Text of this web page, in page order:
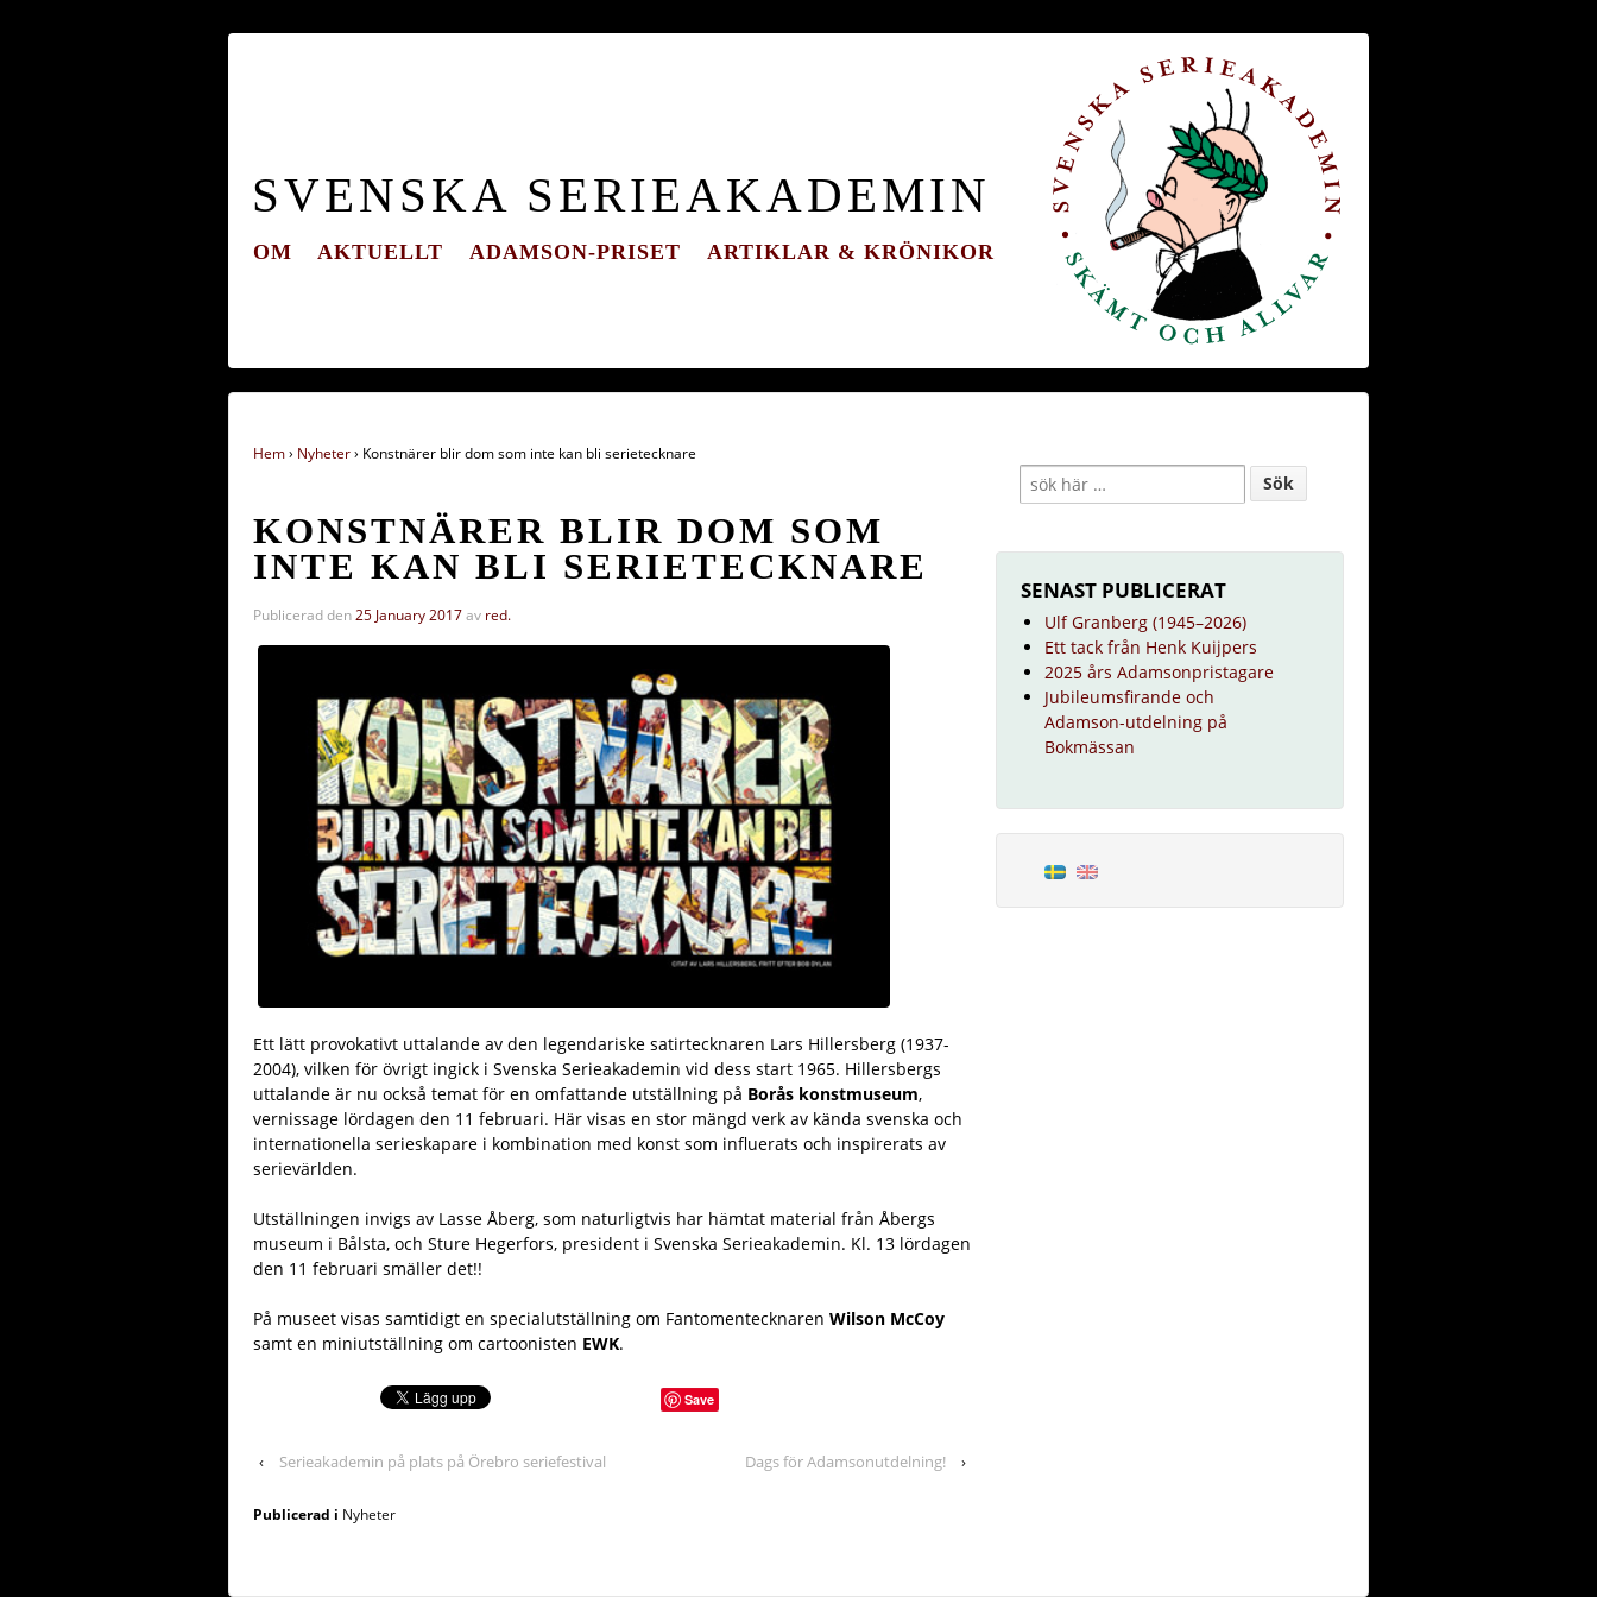
SVENSKA SERIEAKADEMIN
OM AKTUELLT ADAMSON-PRISET ARTIKLAR & KRÖNIKOR
Hem› Nyheter› Konstnärer blir dom som inte kan bli serietecknare
KONSTNÄRER BLIR DOM SOM
INTE KAN BLI SERIETECKNARE
Publicerad den25 January 2017av red.
Ett lätt provokativt uttalande av den legendariske satirtecknaren Lars Hillersberg (1937-
2004), vilken för övrigt ingick i Svenska Serieakademin vid dess start 1965. Hillersbergs
uttalande är nu också temat för en omfattande utställning på Borås konstmuseum,
vernissage lördagen den 11 februari. Här visas en stor mängd verk av kända svenska och
internationella serieskapare i kombination med konst som influerats och inspirerats av
serievärlden.
Utställningen invigs av Lasse Åberg, som naturligtvis har hämtat material från Åbergs
museum i Bålsta, och Sture Hegerfors, president i Svenska Serieakademin. Kl. 13 lördagen
den 11 februari smäller det!!
På museet visas samtidigt en specialutställning om Fantomentecknaren Wilson McCoy
samt en miniutställning om cartoonisten EWK.
Save
‹ Serieakademin på plats på Örebro seriefestival Dags för Adamsonutdelning! ›
Publicerad i Nyheter
SENAST PUBLICERAT
Ulf Granberg (1945–2026)
Ett tack från Henk Kuijpers
2025 års Adamsonpristagare
Jubileumsfirande och
Adamson-utdelning på
Bokmässan